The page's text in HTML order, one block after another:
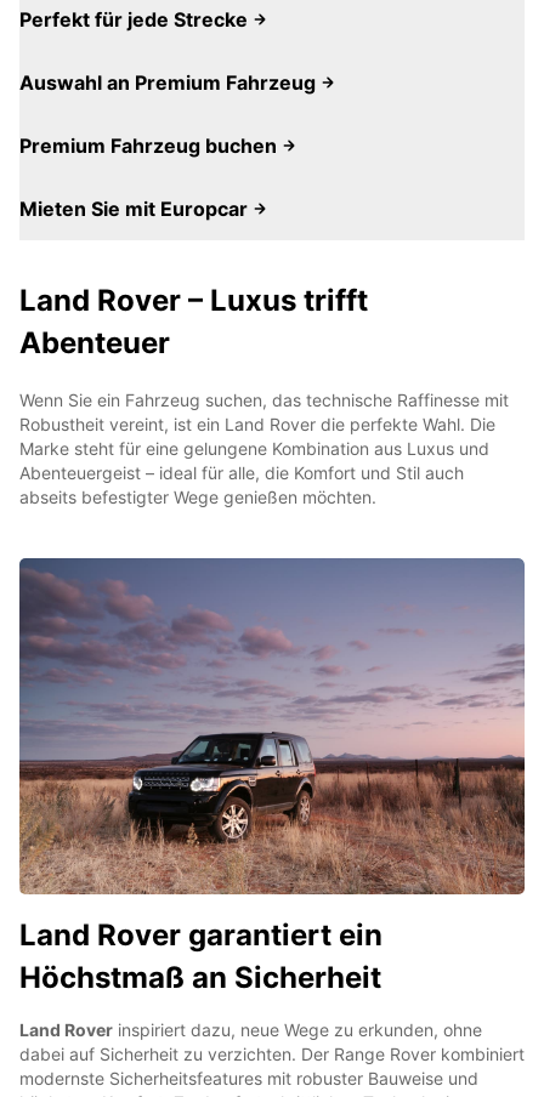
Perfekt für jede Strecke
Auswahl an Premium Fahrzeug
Premium Fahrzeug buchen
Mieten Sie mit Europcar
Land Rover – Luxus trifft
Abenteuer
Wenn Sie ein Fahrzeug suchen, das technische Raffinesse mit
Robustheit vereint, ist ein Land Rover die perfekte Wahl. Die
Marke steht für eine gelungene Kombination aus Luxus und
Abenteuergeist – ideal für alle, die Komfort und Stil auch
abseits befestigter Wege genießen möchten.
Land Rover garantiert ein
Höchstmaß an Sicherheit
Land Rover inspiriert dazu, neue Wege zu erkunden, ohne
dabei auf Sicherheit zu verzichten. Der Range Rover kombiniert
modernste Sicherheitsfeatures mit robuster Bauweise und